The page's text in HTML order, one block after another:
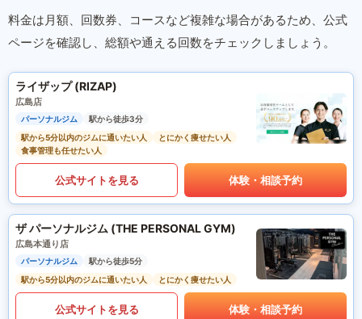
料金は月額、回数券、コースなど複雑な場合があるため、公式
ページを確認し、総額や通える回数をチェックしましょう。
ライザップ (RIZAP)
広島店
パーソナルジム
駅から徒歩3分
駅から5分以内のジムに通いたい人
とにかく痩せたい人
食事管理も任せたい人
公式サイトを見る 体験・相談予約
ザ パーソナルジム (THE PERSONAL GYM)
広島本通り店
パーソナルジム
駅から徒歩5分
駅から5分以内のジムに通いたい人
とにかく痩せたい人
公式サイトを見る 体験・相談予約